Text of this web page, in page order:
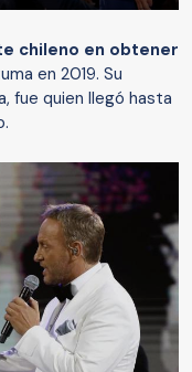
chileno en obtener
en 2019. Su
fue quien llegó hasta